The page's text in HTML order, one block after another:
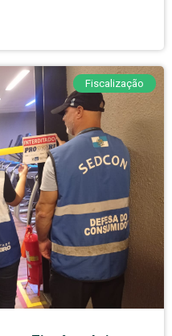
Fiscalização